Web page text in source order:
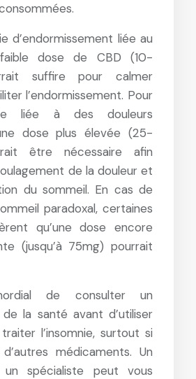
d’endormissement liée au
dose de CBD (10-
suffire pour calmer
l’endormissement. Pour
liée à des douleurs
dose plus élevée (25-
être nécessaire afin
de la douleur et
du sommeil. En cas de
paradoxal, certaines
qu’une dose encore
(jusqu’à 75mg) pourrait
de consulter un
de la santé avant d’utiliser
l’insomnie, surtout si
médicaments. Un
spécialiste peut vous